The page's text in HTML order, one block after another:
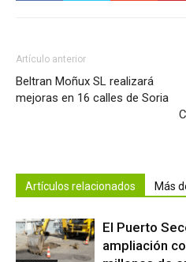
Artículo anterior
Beltran Moñux SL realizará
mejoras en 16 calles de Soria
Artículos relacionados Más
El Puerto
ampliación